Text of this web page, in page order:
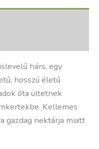
hárs, egy
hosszú életű
óta ültetnek
Kellemes
gazdag nektárja miatt